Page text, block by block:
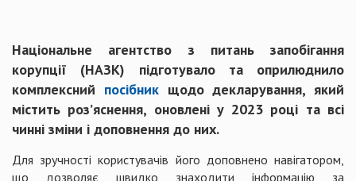
Національне агентство з питань запобігання
корупції (НАЗК) підготувало та оприлюднило
комплексний посібникщодо декларування, який
містить роз’яснення, оновлені у 2023 році та всі
чинні зміни і доповнення до них.
Для зручності користувачів його доповнено навігатором,
що дозволяє швидко знаходити інформацію за